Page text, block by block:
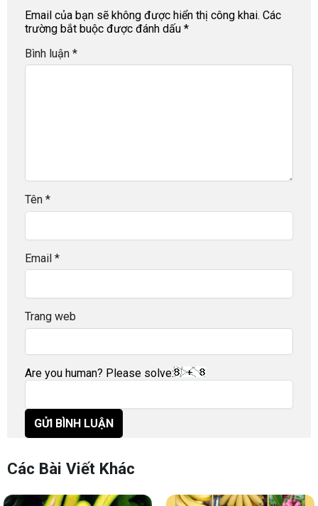
Email của bạn sẽ không được hiển thị công khai. Các
trường bắt buộc được đánh dấu *
Bình luận *
Tên *
Email *
Trang web
Are you human? Please solve:
Các Bài Viết Khác